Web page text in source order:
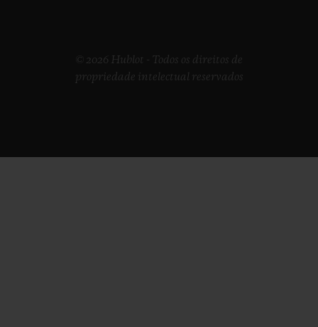
© 2026 Hublot - Todos os direitos de
propriedade intelectual reservados